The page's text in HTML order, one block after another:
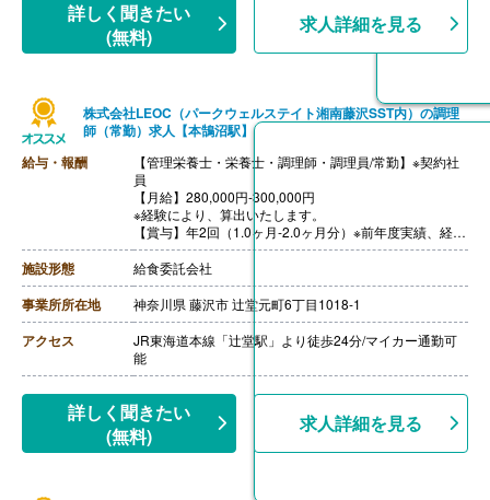
※給与は経験に応じて決定します
【賞与】年2回2ヶ月※前年度実績
【通勤手当】あり
※公共交通機関:上限30,000円/月
【昇給】あり（年1回）
【退職金】あり（会社規定による）
詳しく聞きたい
(無料)
求人詳細を見る
株式会社LEOC（パークウェルステイト湘南藤沢SST内）の調理
師（常勤）求人【本鵠沼駅】
給与・報酬
【管理栄養士・栄養士・調理師・調理員/常勤】※契約社
員
【月給】280,000円-300,000円
※経験により、算出いたします。
【賞与】年2回（1.0ヶ月-2.0ヶ月分）※前年度実績、経験
による
【通勤手当】あり（上限なし/月）※全額支給
【昇給】あり（年1回）
【退職金】あり※勤続10年以上
施設形態 給食委託会社
事業所所在地 神奈川県 藤沢市 辻堂元町6丁目1018-1
アクセス
JR東海道本線「辻堂駅」より徒歩24分/マイカー通勤可
能
詳しく聞きたい
(無料)
求人詳細を見る